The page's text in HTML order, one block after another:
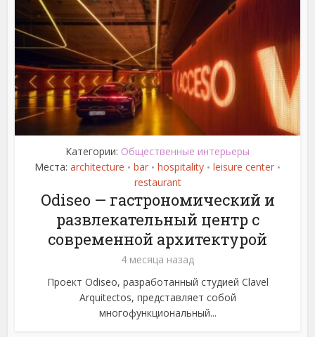
Категории: Общественные интерьеры
Места: architecture • bar • hospitality • leisure center •
restaurant
Odiseo — гастрономический и
развлекательный центр с
современной архитектурой
4 месяца назад
Проект Odiseo, разработанный студией Clavel
Arquitectos, представляет собой
многофункциональный...